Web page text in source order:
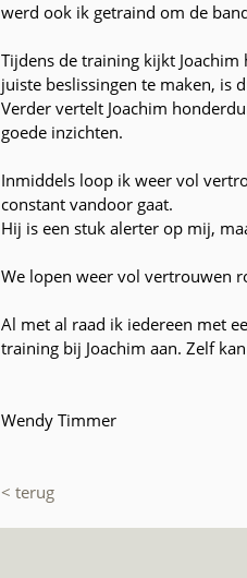
werd ook ik getraind om de
Tijdens de training kijkt
juiste beslissingen te maken, is
Verder vertelt Joachim
goede inzichten.
Inmiddels loop ik weer vol
constant vandoor gaat.
Hij is een stuk alerter op mij,
We lopen weer vol vertrouwen
Al met al raad ik iedereen met
training bij Joachim aan. Zelf
Wendy Timmer
< terug